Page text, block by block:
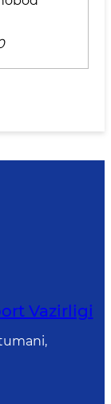
Vazirligi